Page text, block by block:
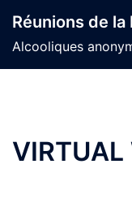
content
Réunions de la
Alcooliques